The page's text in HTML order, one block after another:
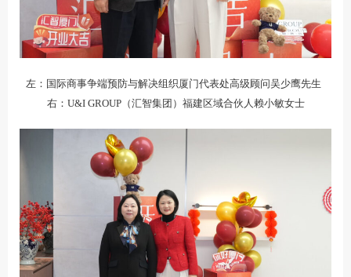
左：国际商事争端预防与解决组织厦门代表处高级顾问吴少鹰先生
右：U&I GROUP（汇智集团）福建区域合伙人赖小敏女士